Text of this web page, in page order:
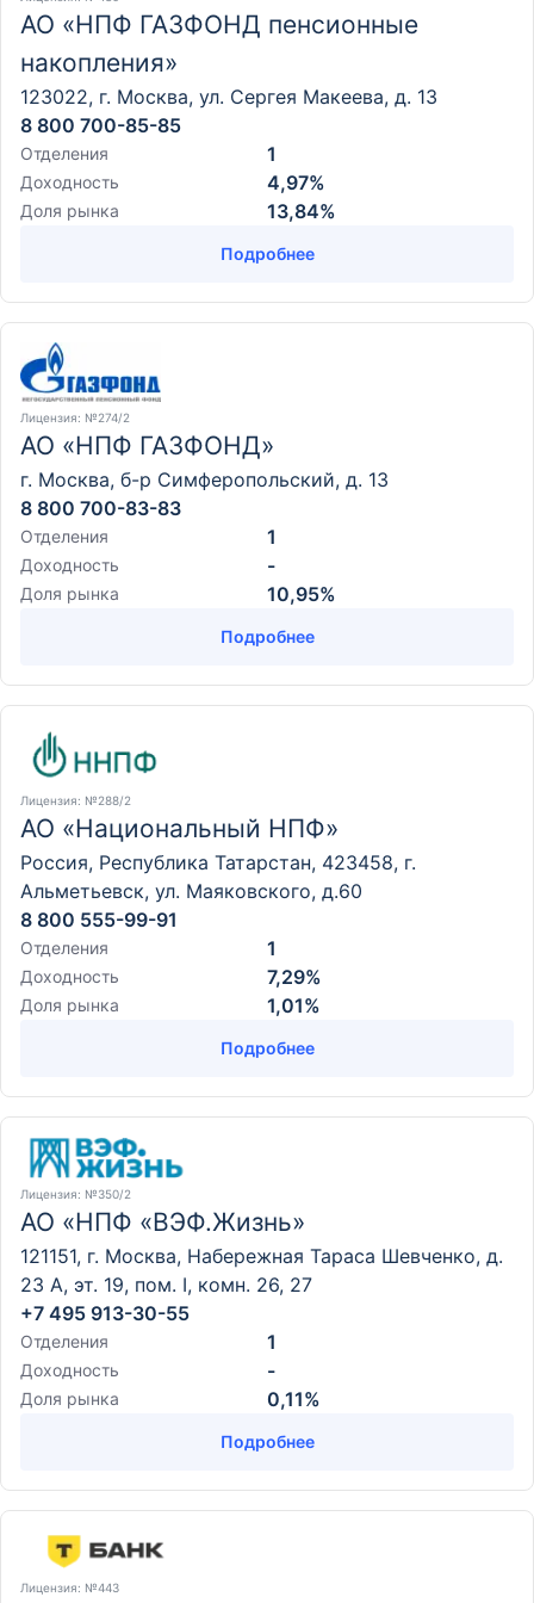
АО «НПФ ГАЗФОНД пенсионные
накопления»
123022, г. Москва, ул. Сергея Макеева, д. 13
8 800 700-85-85
Отделения 1
Доходность 4,97%
Доля рынка 13,84%
Подробнее
Лицензия: №274/2
АО «НПФ ГАЗФОНД»
г. Москва, б-р Симферопольский, д. 13
8 800 700-83-83
Отделения 1
Доходность -
Доля рынка 10,95%
Подробнее
Лицензия: №288/2
АО «Национальный НПФ»
Россия, Республика Татарстан, 423458, г.
Альметьевск, ул. Маяковского, д.60
8 800 555-99-91
Отделения 1
Доходность 7,29%
Доля рынка 1,01%
Подробнее
Лицензия: №350/2
АО «НПФ «ВЭФ.Жизнь»
121151, г. Москва, Набережная Тараса Шевченко, д.
23 А, эт. 19, пом. I, комн. 26, 27
+7 495 913-30-55
Отделения 1
Доходность -
Доля рынка 0,11%
Подробнее
Лицензия: №443